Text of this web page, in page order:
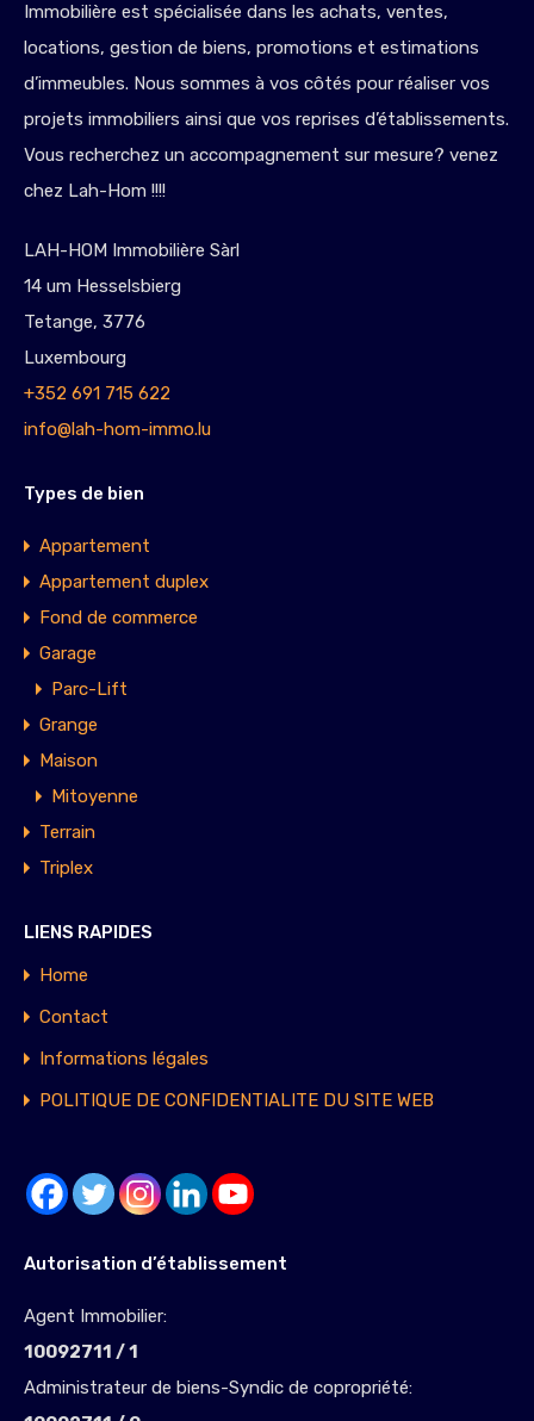
Immobilière est spécialisée dans les achats, ventes,
locations, gestion de biens, promotions et estimations
d’immeubles. Nous sommes à vos côtés pour réaliser vos
projets immobiliers ainsi que vos reprises d’établissements.
Vous recherchez un accompagnement sur mesure? venez
chez Lah-Hom !!!!
LAH-HOM Immobilière Sàrl
14 um Hesselsbierg
Tetange, 3776
Luxembourg
+352 691 715 622
info@lah-hom-immo.lu
Types de bien
Appartement
Appartement duplex
Fond de commerce
Garage
Parc-Lift
Grange
Maison
Mitoyenne
Terrain
Triplex
LIENS RAPIDES
Home
Contact
Informations légales
POLITIQUE DE CONFIDENTIALITE DU SITE WEB
Autorisation d’établissement
Agent Immobilier:
10092711 / 1
Administrateur de biens-Syndic de copropriété: